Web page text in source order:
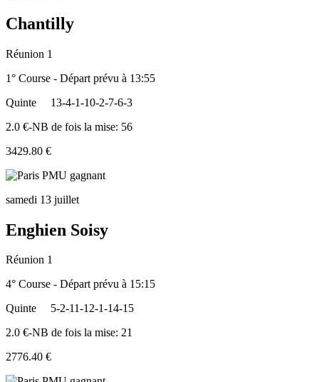
Chantilly
Réunion 1
1° Course - Départ prévu à 13:55
Quinte
13-4-1-10-2-7-6-3
2.0 €-NB de fois la mise: 56
3429.80 €
samedi 13 juillet
Enghien Soisy
Réunion 1
4° Course - Départ prévu à 15:15
Quinte
5-2-11-12-1-14-15
2.0 €-NB de fois la mise: 21
2776.40 €